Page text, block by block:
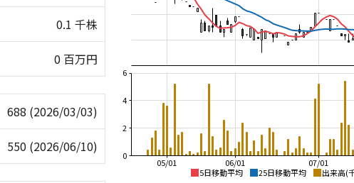
0.1 千株
0 百万円
688 (2026/03/03)
550 (2026/06/10)
5日移動平均 25日移動平均 出来高(
07/01
06/01
05/01
0
2
4
6